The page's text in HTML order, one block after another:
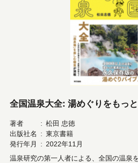
全国温泉大全: 湯めぐりをもっ
著者
松田 忠徳
出版社名
東京書籍
発行年月
2022年11月
温泉研究の第一人者による、全国の温泉